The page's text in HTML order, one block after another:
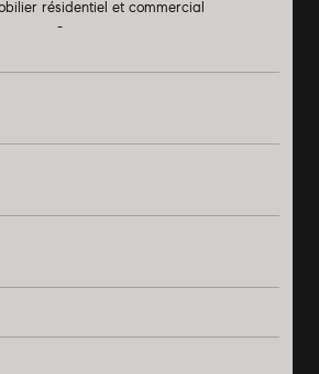
résidentiel et commercial
-